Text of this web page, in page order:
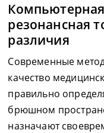
резонансная
различия
Современные
качество
правильно
брюшном
назначают